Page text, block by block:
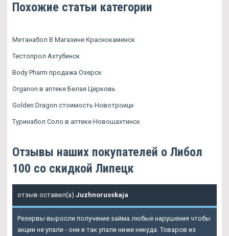
Похожие статьи категории
Метанабол В Магазине Краснокаменск
Тестопрол Ахтубинск
Body Pharm продажа Озерск
Organon в аптеке Белая Церковь
Golden Dragon стоимость Новотроицк
Туринабол Соло в аптеке Новошахтинск
Отзывы наших покупателей о Либол
100 со скидкой Липецк
отзыв оставил(а) Juzhnorusskaja
Резервы выросли получение займа любые нарушения чтобы
акции не упали - они и так упали ниже некуда. Товаров из